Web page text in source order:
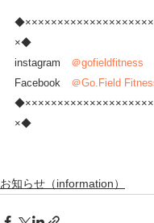
×◆
instagram ＠gofieldfitness
Facebook ＠Go.Field
×◆
お知らせ（information）